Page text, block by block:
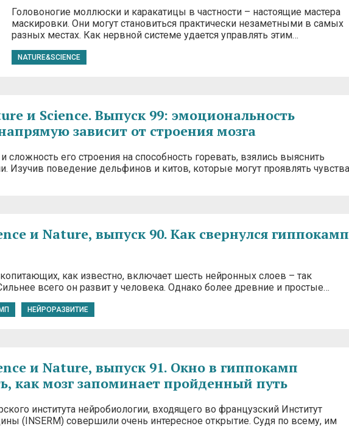
Головоногие моллюски и каракатицы в частности – настоящие мастера
маскировки. Они могут становиться практически незаметными в самых
разных местах. Как нервной системе удается управлять этим…
NATURE&SCIENCE
и Science. Выпуск 99: эмоциональность
зависит от строения мозга
его строения на способность горевать, взялись выяснить
Изучив поведение дельфинов и китов, которые могут проявлять
и Nature, выпуск 90. Как свернулся
как известно, включает шесть нейронных слоев – так
всего он развит у человека. Однако более древние и простые…
НЕЙРОРАЗВИТИЕ
и Nature, выпуск 91. Окно в гиппокамп
как мозг запоминает пройденный путь
института нейробиологии, входящего во французский Институт
(INSERM) совершили очень интересное открытие. Судя по всему, им